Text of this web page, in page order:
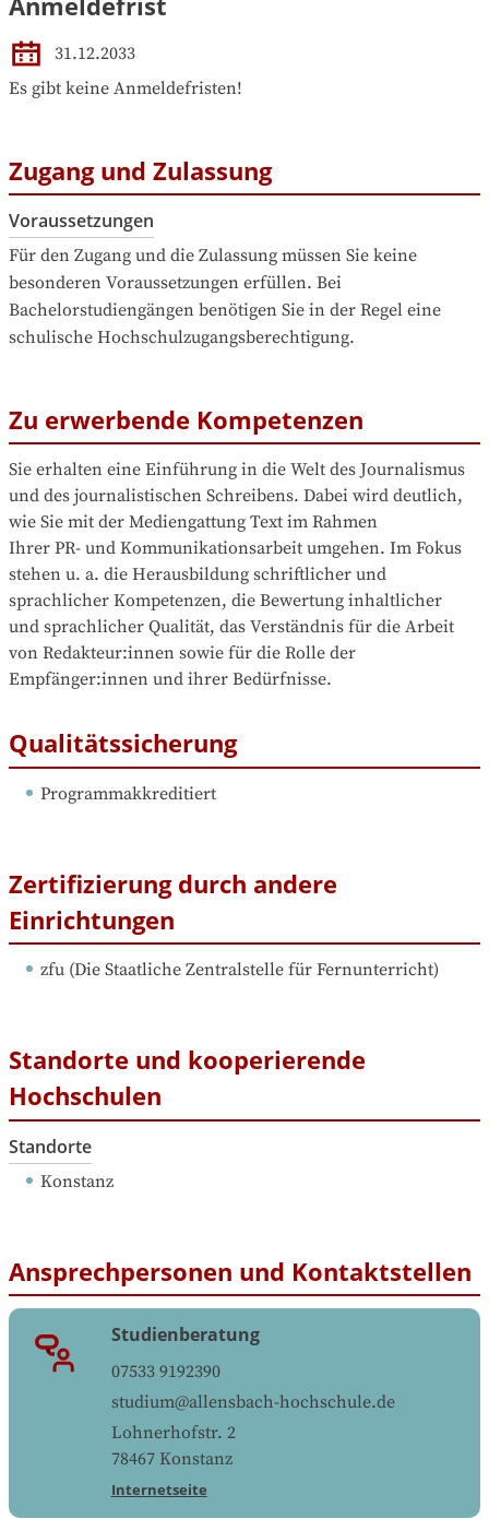
31.12.2033
Es gibt keine Anmeldefristen!
Zugang und Zulassung
Voraussetzungen
Für den Zugang und die Zulassung müssen Sie keine
besonderen Voraussetzungen erfüllen. Bei
Bachelorstudiengängen benötigen Sie in der Regel eine
schulische Hochschulzugangsberechtigung.
Zu erwerbende Kompetenzen
Sie erhalten eine Einführung in die Welt des Journalismus
und des journalistischen Schreibens. Dabei wird deutlich,
wie Sie mit der Mediengattung Text im Rahmen
Ihrer PR- und Kommunikationsarbeit umgehen. Im Fokus
stehen u. a. die Herausbildung schriftlicher und
sprachlicher Kompetenzen, die Bewertung inhaltlicher
und sprachlicher Qualität, das Verständnis für die Arbeit
von Redakteur:innen sowie für die Rolle der
Empfänger:innen und ihrer Bedürfnisse.
Qualitätssicherung
Programmakkreditiert
Zertifizierung durch andere
Einrichtungen
zfu (Die Staatliche Zentralstelle für Fernunterricht)
Standorte und kooperierende
Hochschulen
Standorte
Konstanz
Ansprechpersonen und Kontaktstellen
Studienberatung
07533 9192390
studium@allensbach-hochschule.de
Lohnerhofstr. 2
78467 Konstanz
Internetseite